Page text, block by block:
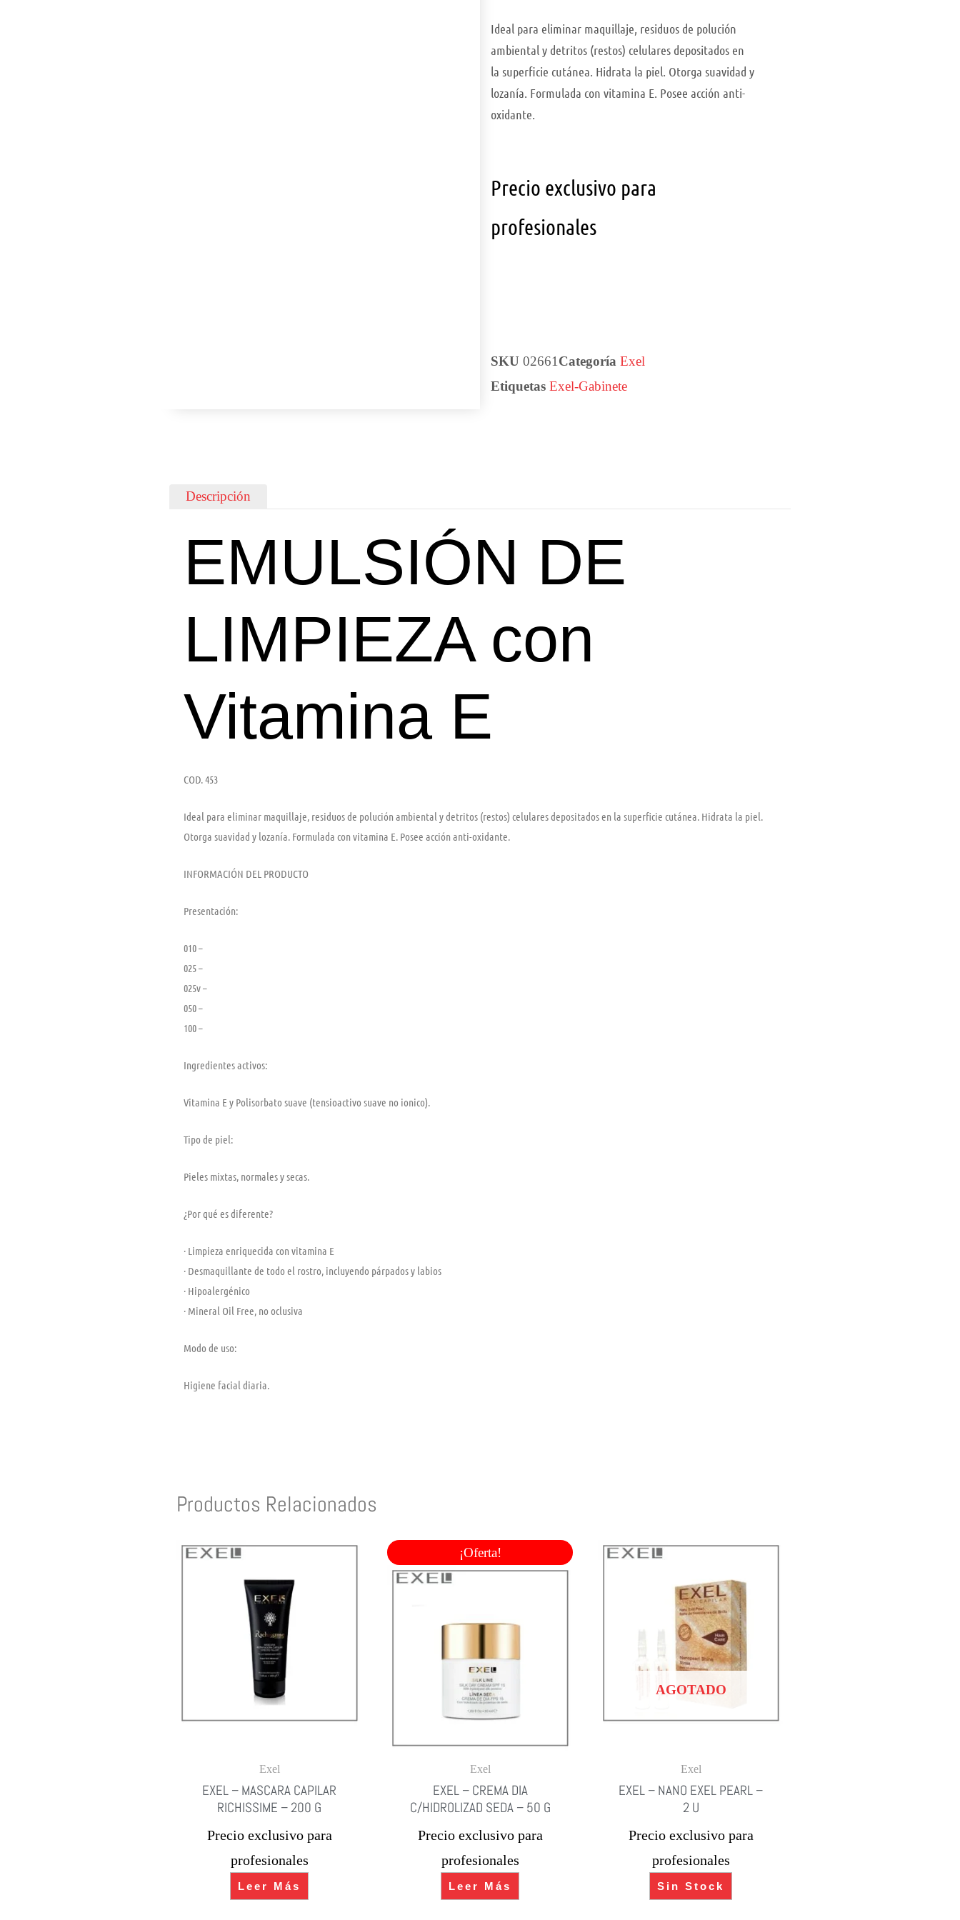
Ideal para eliminar maquillaje, residuos de polución
ambiental y detritos (restos) celulares depositados en
la superficie cutánea. Hidrata la piel. Otorga suavidad y
lozanía. Formulada con vitamina E. Posee acción anti-
oxidante.
Precio exclusivo para
profesionales
SKU 02661 Categoría Exel
Etiquetas Exel-Gabinete
Descripción
EMULSIÓN DE
LIMPIEZA con
Vitamina E
COD. 453
Ideal para eliminar maquillaje, residuos de polución ambiental y detritos (restos) celulares depositados en la superficie cutánea. Hidrata la piel.
Otorga suavidad y lozanía. Formulada con vitamina E. Posee acción anti-oxidante.
INFORMACIÓN DEL PRODUCTO
Presentación:
010 –
025 –
025v –
050 –
100 –
Ingredientes activos:
Vitamina E y Polisorbato suave (tensioactivo suave no ionico).
Tipo de piel:
Pieles mixtas, normales y secas.
¿Por qué es diferente?
· Limpieza enriquecida con vitamina E
· Desmaquillante de todo el rostro, incluyendo párpados y labios
· Hipoalergénico
· Mineral Oil Free, no oclusiva
Modo de uso:
Higiene facial diaria.
Productos Relacionados
Exel
EXEL – MASCARA CAPILAR
RICHISSIME – 200 G
Precio exclusivo para
profesionales
Leer Más
¡Oferta!
Exel
EXEL – CREMA DIA
C/HIDROLIZAD SEDA – 50 G
Precio exclusivo para
profesionales
Leer Más
AGOTADO
Exel
EXEL – NANO EXEL PEARL –
2 U
Precio exclusivo para
profesionales
Sin Stock